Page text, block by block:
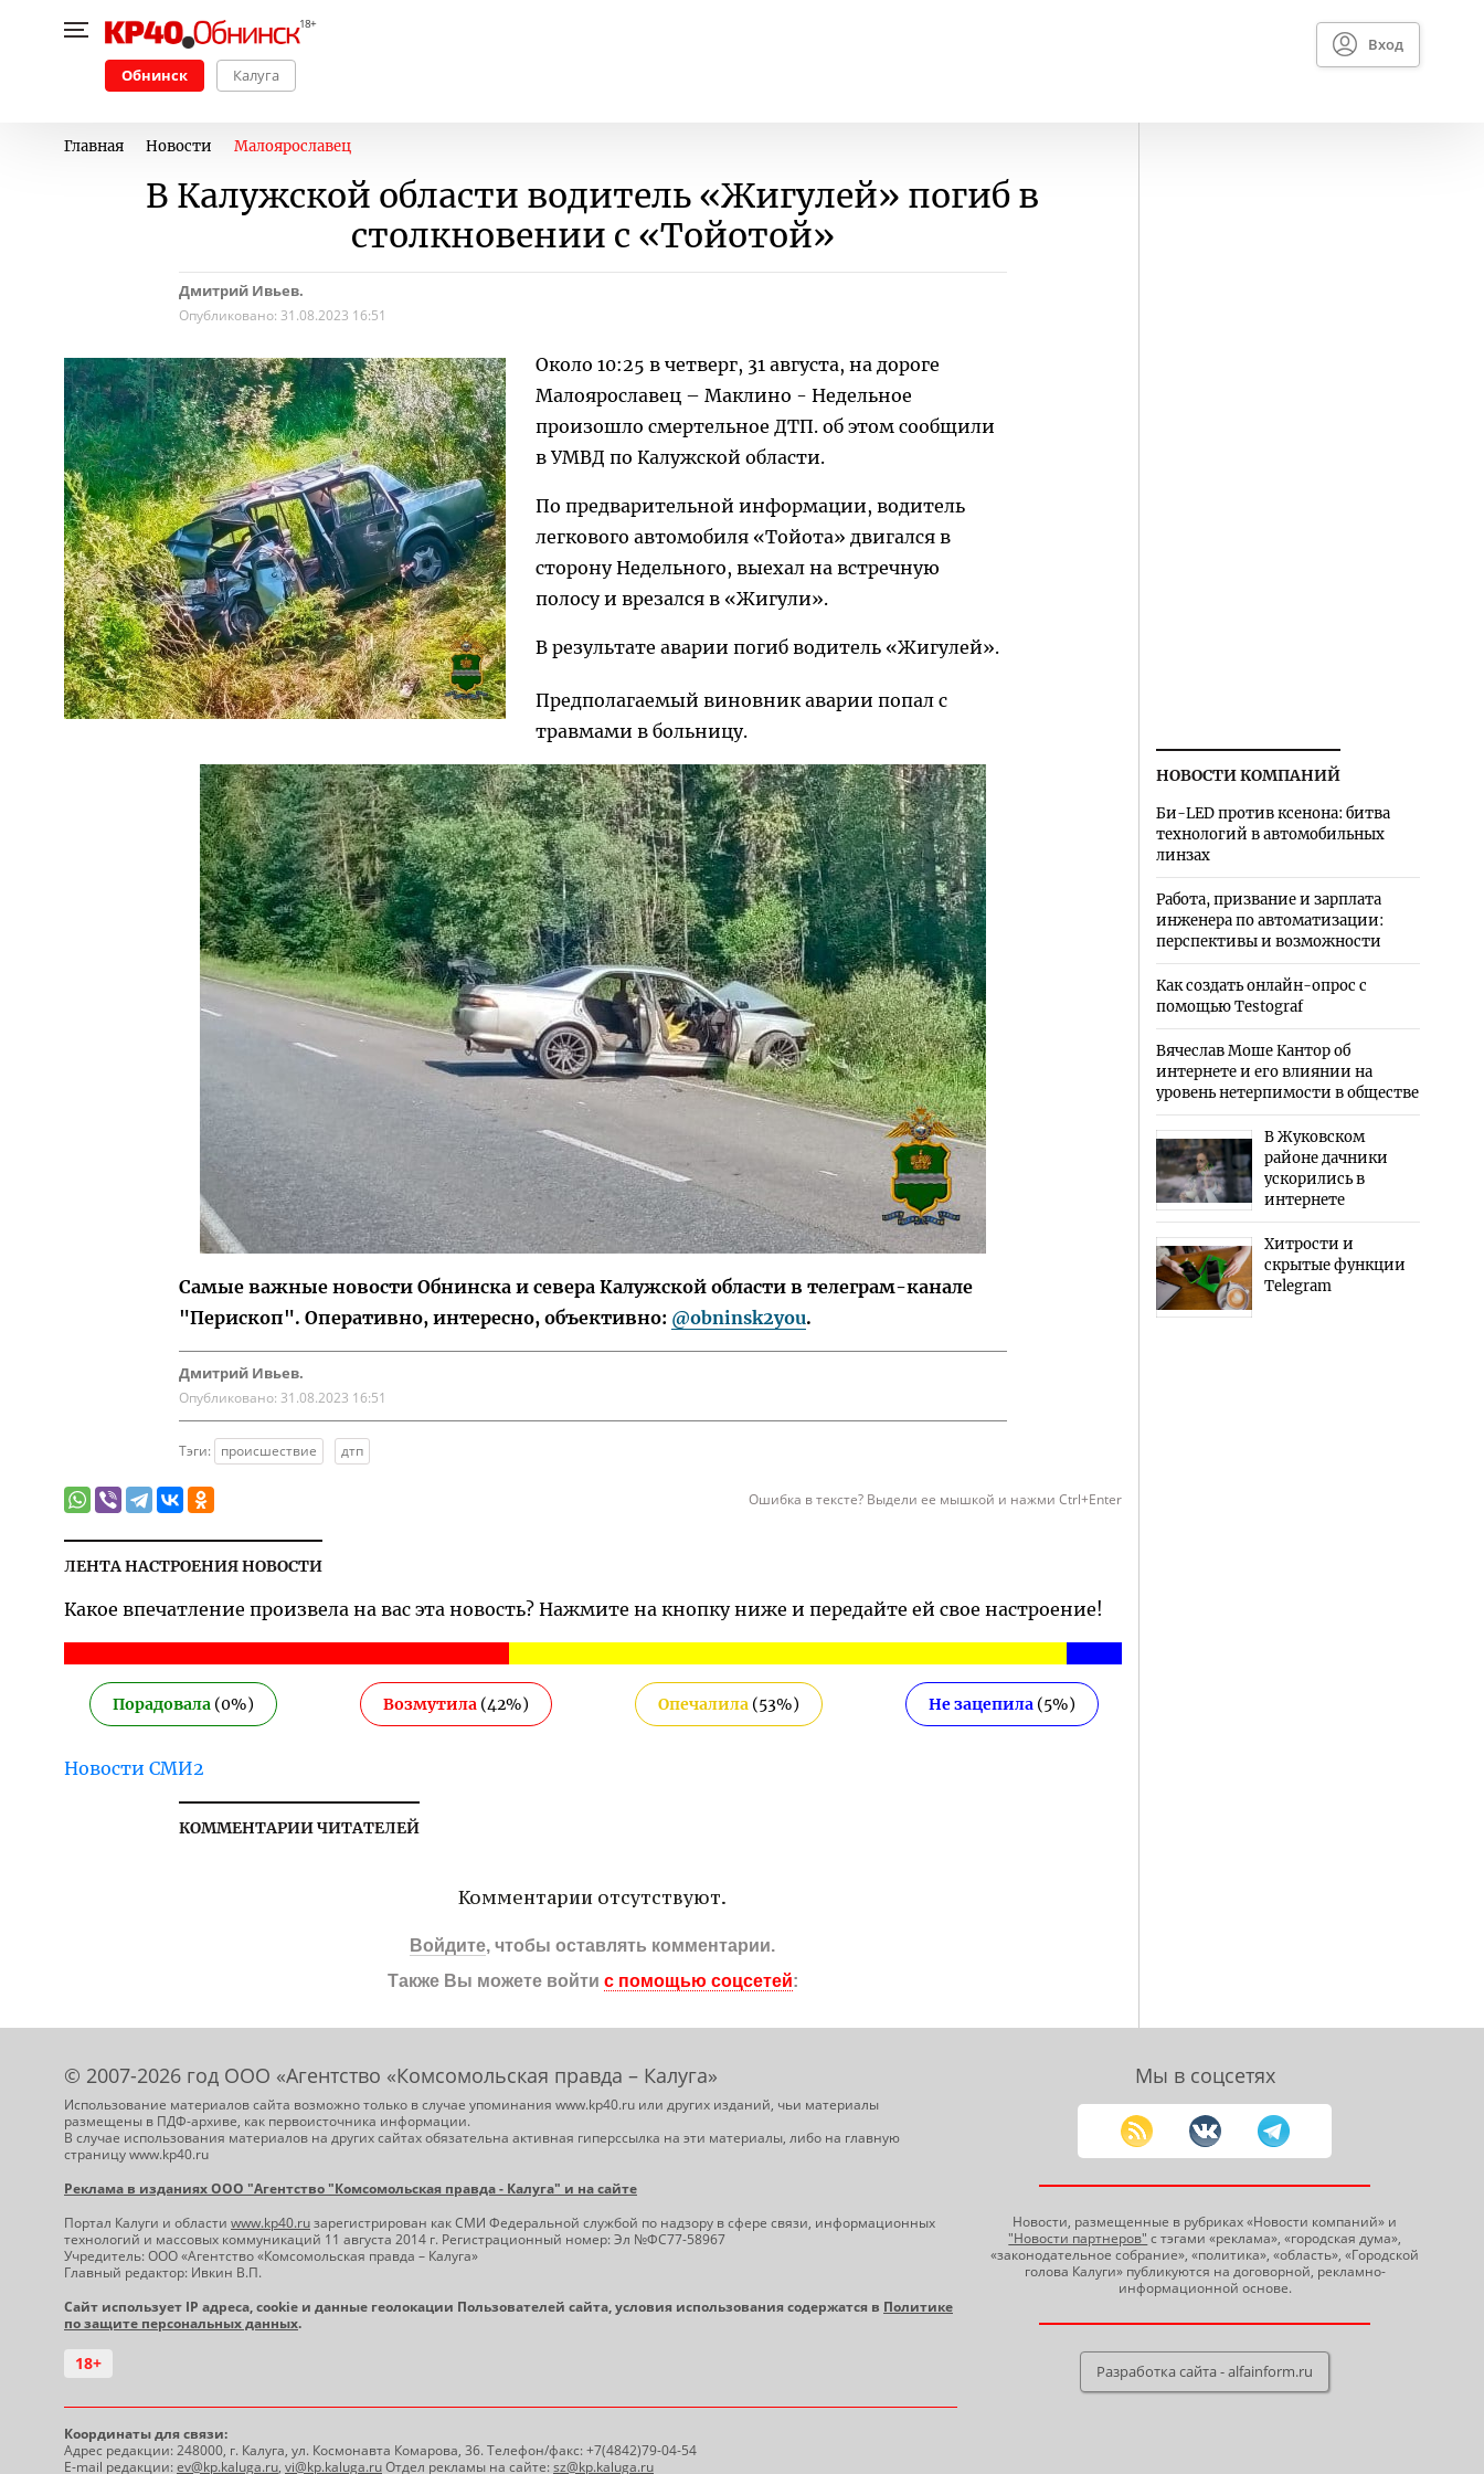
Обнинск Калуга
Вход
Главная Новости Малоярославец
В Калужской области водитель «Жигулей» погиб в
столкновении с «Тойотой»
Дмитрий Ивьев.
Опубликовано: 31.08.2023 16:51
Около 10:25 в четверг, 31 августа, на дороге
Малоярославец – Маклино - Недельное
произошло смертельное ДТП. об этом сообщили
в УМВД по Калужской области.
По предварительной информации, водитель
легкового автомобиля «Тойота» двигался в
сторону Недельного, выехал на встречную
полосу и врезался в «Жигули».
В результате аварии погиб водитель «Жигулей».
Предполагаемый виновник аварии попал с
травмами в больницу.
Самые важные новости Обнинска и севера Калужской области в телеграм-канале
"Перископ". Оперативно, интересно, объективно: @obninsk2you.
Дмитрий Ивьев.
Опубликовано: 31.08.2023 16:51
Тэги: происшествие дтп
Ошибка в тексте? Выдели ее мышкой и нажми Ctrl+Enter
ЛЕНТА НАСТРОЕНИЯ НОВОСТИ
Какое впечатление произвела на вас эта новость? Нажмите на кнопку ниже и передайте ей свое настроение!
Порадовала (0%) Возмутила (42%) Опечалила (53%) Не зацепила(5%)
Новости СМИ2
КОММЕНТАРИИ ЧИТАТЕЛЕЙ
Комментарии отсутствуют.
Войдите, чтобы оставлять комментарии.
Также Вы можете войти с помощью соцсетей:
НОВОСТИ КОМПАНИЙ
Би-LED против ксенона: битва
технологий в автомобильных
линзах
Работа, призвание и зарплата
инженера по автоматизации:
перспективы и возможности
Как создать онлайн-опрос с
помощью Testograf
Вячеслав Моше Кантор об
интернете и его влиянии на
уровень нетерпимости в обществе
В Жуковском
районе дачники
ускорились в
интернете
Хитрости и
скрытые функции
Telegram
© 2007-2026 год ООО «Агентство «Комсомольская правда – Калуга»
Использование материалов сайта возможно только в случае упоминания www.kp40.ru или других изданий, чьи материалы
размещены в ПДФ-архиве, как первоисточника информации.
В случае использования материалов на других сайтах обязательна активная гиперссылка на эти материалы, либо на главную
страницу www.kp40.ru
Реклама в изданиях ООО "Агентство "Комсомольская правда - Калуга" и на сайте
Портал Калуги и области www.kp40.ruзарегистрирован как СМИ Федеральной службой по надзору в сфере связи, информационных
технологий и массовых коммуникаций 11 августа 2014 г. Регистрационный номер: Эл №ФС77-58967
Учредитель: ООО «Агентство «Комсомольская правда – Калуга»
Главный редактор: Ивкин В.П.
Сайт использует IP адреса, cookie и данные геолокации Пользователей сайта, условия использования содержатся в Политике
по защите персональных данных.
18+
Координаты для связи:
Адрес редакции: 248000, г. Калуга, ул. Космонавта Комарова, 36. Телефон/факс: +7(4842)79-04-54
E-mail редакции:ev@kp.kaluga.ru, vi@kp.kaluga.ruОтдел рекламы на сайте:sz@kp.kaluga.ru
Мы в соцсетях
Новости, размещенные в рубриках «Новости компаний» и
"Новости партнеров" с тэгами «реклама», «городская дума»,
«законодательное собрание», «политика», «область», «Городской
голова Калуги» публикуются на договорной, рекламно-
информационной основе.
Разработка сайта - alfainform.ru